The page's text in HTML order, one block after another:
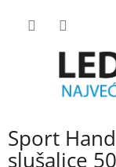
Sport
slušalice